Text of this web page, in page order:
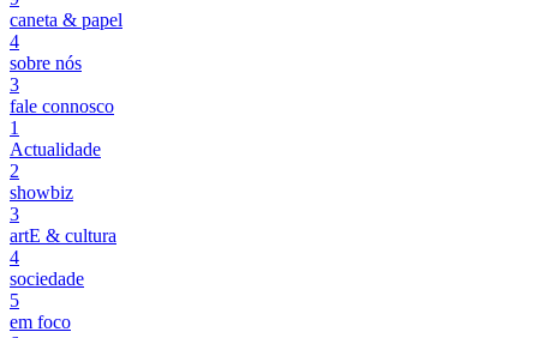
caneta & papel
4
sobre nós
3
fale connosco
1
Actualidade
2
showbiz
3
artE & cultura
4
sociedade
5
em foco